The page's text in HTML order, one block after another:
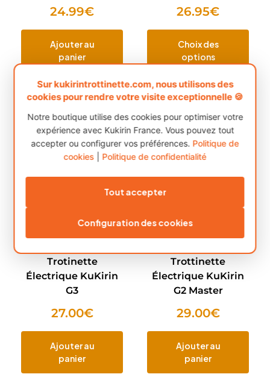
24.99€
Ajouter au
panier
26.95€
Choix des
options
Trotinette
Électrique KuKirin
G3
27.00€
Ajouter au
panier
Trottinette
Électrique KuKirin
G2 Master
29.00€
Ajouter au
panier
Sur kukirintrottinette.com, nous utilisons des
cookies pour rendre votre visite exceptionnelle 🍪
Notre boutique utilise des cookies pour optimiser votre
expérience avec Kukirin France. Vous pouvez tout
accepter ou configurer vos préférences. Politique de
cookies
Politique de confidentialité
Tout accepter
Configuration des cookies